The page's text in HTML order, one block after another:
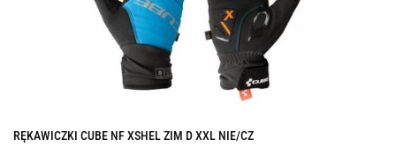
RĘKAWICZKI CUBE NF XSHEL ZIM D XXL NIE/CZ